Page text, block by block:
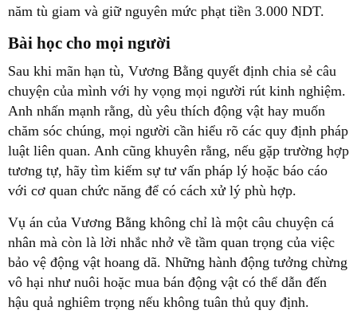
năm tù giam và giữ nguyên mức phạt tiền 3.000 NDT.
Bài học cho mọi người
Sau khi mãn hạn tù, Vương Bằng quyết định chia sẻ câu
chuyện của mình với hy vọng mọi người rút kinh nghiệm.
Anh nhấn mạnh rằng, dù yêu thích động vật hay muốn
chăm sóc chúng, mọi người cần hiểu rõ các quy định pháp
luật liên quan. Anh cũng khuyên rằng, nếu gặp trường hợp
tương tự, hãy tìm kiếm sự tư vấn pháp lý hoặc báo cáo
với cơ quan chức năng để có cách xử lý phù hợp.
Vụ án của Vương Bằng không chỉ là một câu chuyện cá
nhân mà còn là lời nhắc nhở về tầm quan trọng của việc
bảo vệ động vật hoang dã. Những hành động tưởng chừng
vô hại như nuôi hoặc mua bán động vật có thể dẫn đến
hậu quả nghiêm trọng nếu không tuân thủ quy định.